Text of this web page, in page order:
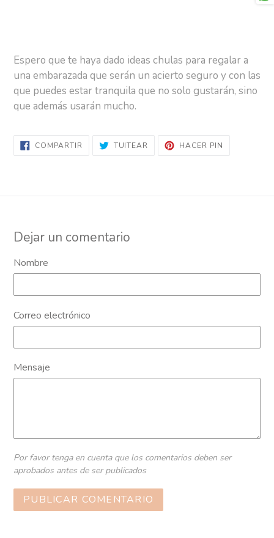
Espero que te haya dado ideas chulas para regalar a
una embarazada que serán un acierto seguro y con las
que puedes estar tranquila que no solo gustarán, sino
que además usarán mucho.
COMPARTIR COMPARTIR
EN
TUITEAR TUITEARHACER PIN
Dejar un comentario
Nombre
Correo electrónico
Mensaje
Por favor tenga en cuenta que los comentarios deben ser
aprobados antes de ser publicados